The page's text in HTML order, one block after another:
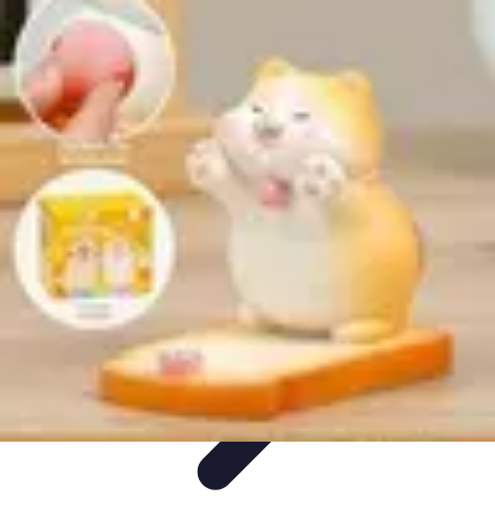
Citrouilles et Fantômes
Décorations Halloween
histoires
CultureDIY & Décoration
Citrouilles et Fantômes